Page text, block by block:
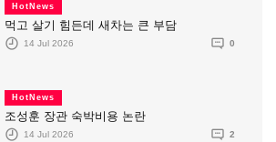
HotNews
먹고 살기 힘든데 새차는 큰 부담
14 Jul 2026 0
HotNews
조성훈 장관 숙박비용 논란
14 Jul 2026 2